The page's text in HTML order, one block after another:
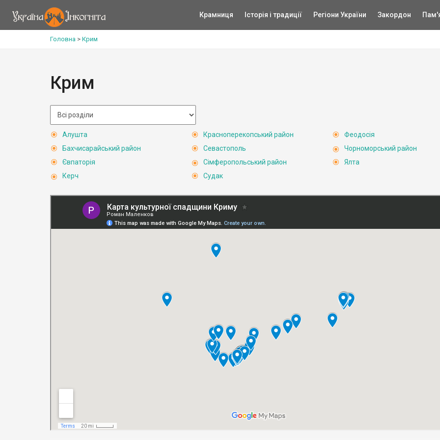
Крамниця Історія і традиції Регіони України Закордон
Головна > Крим
Крим
Алушта
Бахчисарайський район
Євпаторія
Керч
Красноперекопський район
Севастополь
Сімферопольський район
Судак
Феодосія
Чорноморський район
Ялта